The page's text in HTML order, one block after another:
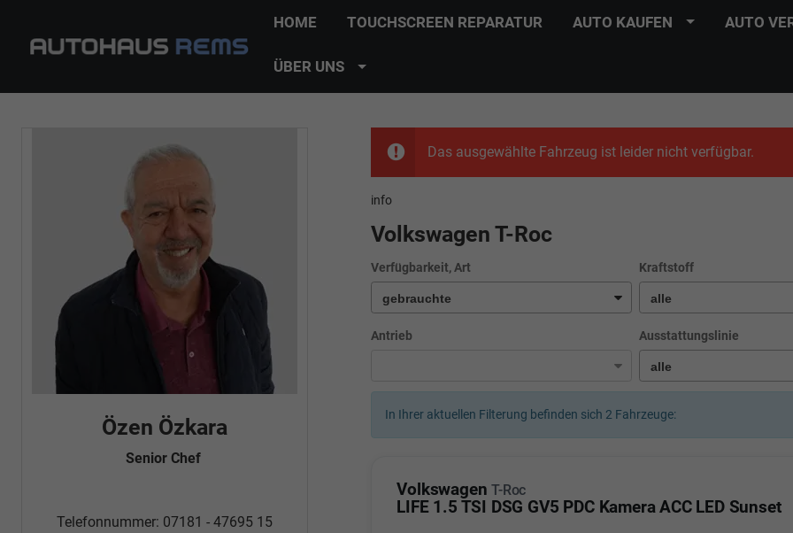
HOME TOUCHSCREEN REPARATUR AUTO KAUFEN AUTO
ÜBER UNS
Das ausgewählte Fahrzeug ist leider nicht verfügbar.
info
Volkswagen T-Roc
Verfügbarkeit, Art Kraftstoff
Antrieb Ausstattungslinie
In Ihrer aktuellen Filterung befinden sich 2 Fahrzeuge:
Volkswagen T-Roc
LIFE 1.5 TSI DSG GV5 PDC Kamera ACC LED Sunset
Özen Özkara
Senior Chef
Telefonnummer: 07181 - 47695 15
Fatma Özyürek Oguz
Telefonnummer: 07181 - 47695 15
Telefonnummer: 07181 -